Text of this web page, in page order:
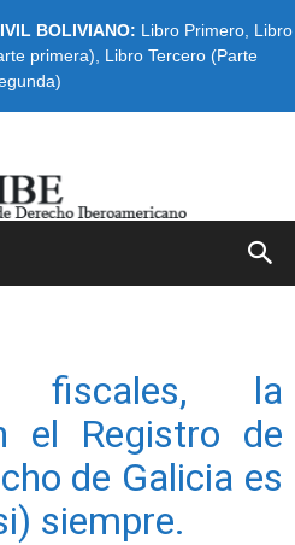
BOLIVIANO: Libro Primero Libro
primera)
Libro Tercero (Parte
fiscales, la
el Registro de
de Galicia es
siempre.